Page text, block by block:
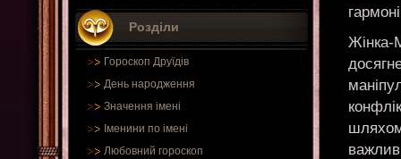
Розділи
Гороскоп Друїдів
День народження
Значення імені
Іменини по імені
Любовний гороскоп
Жінка-
шляхом